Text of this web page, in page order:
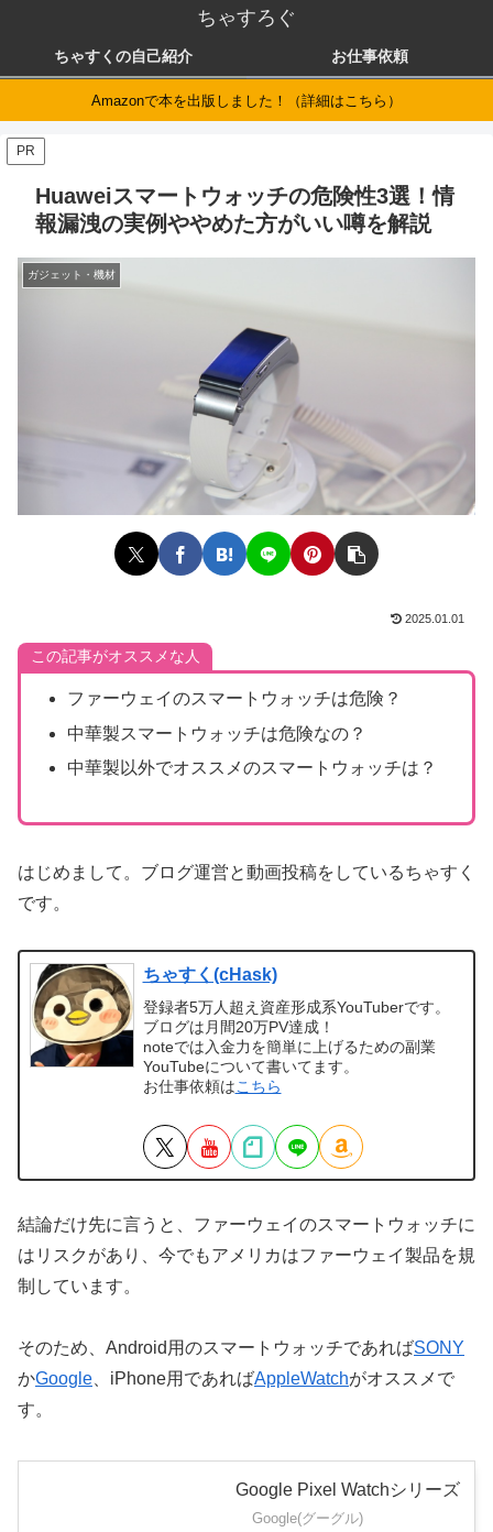
ちゃすろぐ
ちゃすくの自己紹介 お仕事依頼
Amazonで本を出版しました！（詳細はこちら）
PR
Huaweiスマートウォッチの危険性3選！情
報漏洩の実例ややめた方がいい噂を解説
ガジェット・機材
2025.01.01
この記事がオススメな人
ファーウェイのスマートウォッチは危険？
中華製スマートウォッチは危険なの？
中華製以外でオススメのスマートウォッチは？
はじめまして。ブログ運営と動画投稿をしているちゃすく
です。
ちゃすく(cHask)
登録者5万人超え資産形成系YouTuberです。
ブログは月間20万PV達成！
noteでは入金力を簡単に上げるための副業
YouTubeについて書いてます。
お仕事依頼はこちら
結論だけ先に言うと、ファーウェイのスマートウォッチに
はリスクがあり、今でもアメリカはファーウェイ製品を規
制しています。
そのため、Android用のスマートウォッチであればSONY
かGoogle 、iPhone用であればAppleWatchがオススメで
す。
Google Pixel Watchシリーズ
Google(グーグル)